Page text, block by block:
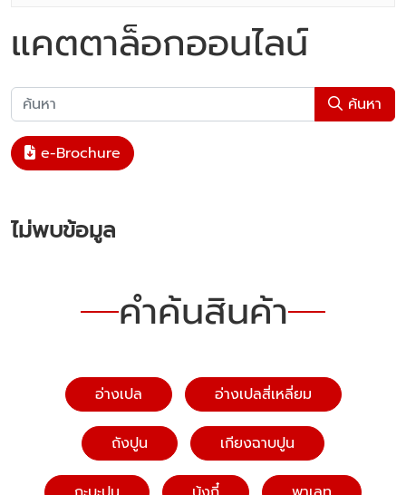
แคตตาล็อกออนไลน์
ค้นหา
e-Brochure
ไม่พบข้อมูล
คำค้นสินค้า
อ่างเปล อ่างเปลสี่เหลี่ยม
ถังปูน เกียงฉาบปูน